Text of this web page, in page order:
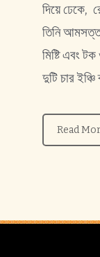
দিয়ে ঢেকে,
তিনি
মিষ্টি এবং
দুটি চার
Read